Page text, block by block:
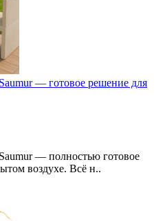
— готовое решение для
— полностью готовое
воздухе. Всё н..